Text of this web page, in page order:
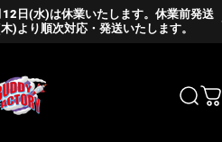
日(水)は休業いたします。休業前発送
)より順次対応・発送いたします。
Pause slideshow
FACTORY